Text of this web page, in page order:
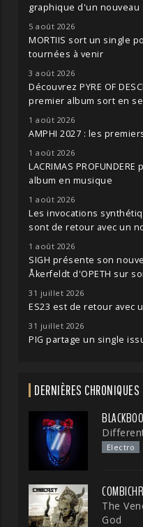
graphique d'un nouveau
5 août 2026
MORTIIS sort un single
tournées à venir
3 août 2026
Découvrez PYRE OF
premier album sort en
1 août 2026
AMPHI 2027 : les
1 août 2026
LACRIMAS
album en musique
1 août 2026
Les invocations
sont de retour avec un
1 août 2026
SIGH présente son
Åkerfeldt d'OPETH sur
31 juillet 2026
ES23 est de retour avec
31 juillet 2026
PIG partage un single
DERNIÈRES CHRONIQUES
Electro
The
God